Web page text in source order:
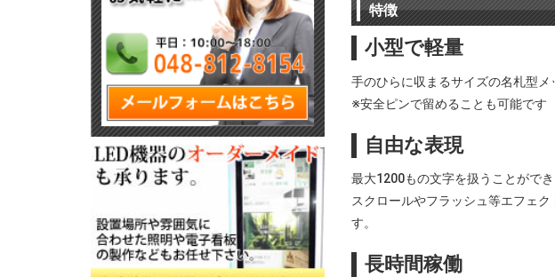
特徴
小型で軽量
手のひらに収まるサイズの名札型
※安全ピンで留めることも可能です
自由な表現
最大1200もの文字を扱うことがで
スクロールやフラッシュ等エフェ
す。
長時間稼働